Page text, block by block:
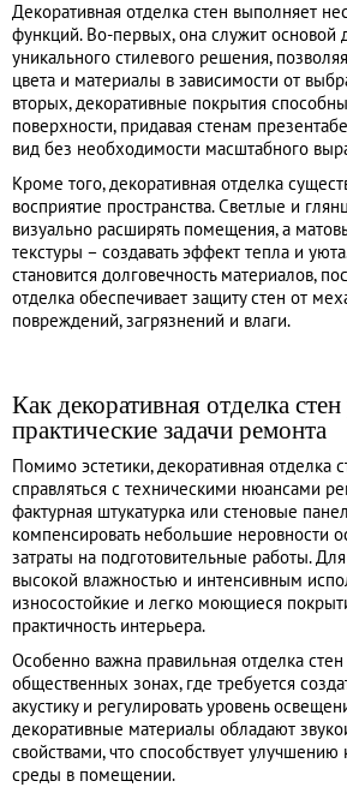
Декоративная отделка стен выполняет
функций. Во-первых, она служит основой
уникального стилевого решения,
цвета и материалы в зависимости от
вторых, декоративные покрытия
поверхности, придавая стенам
вид без необходимости масштабного
Кроме того, декоративная отделка
восприятие пространства. Светлые и
визуально расширять помещения, а
текстуры – создавать эффект тепла и
становится долговечность материалов,
отделка обеспечивает защиту стен от
повреждений, загрязнений и влаги.
Как декоративная отделка
практические задачи ремонта
Помимо эстетики, декоративная отделка
справляться с техническими нюансами
фактурная штукатурка или стеновые
компенсировать небольшие неровности
затраты на подготовительные работы.
высокой влажностью и интенсивным
износостойкие и легко моющиеся
практичность интерьера.
Особенно важна правильная отделка
общественных зонах, где требуется
акустику и регулировать уровень
декоративные материалы обладают
свойствами, что способствует улучшению
среды в помещении.